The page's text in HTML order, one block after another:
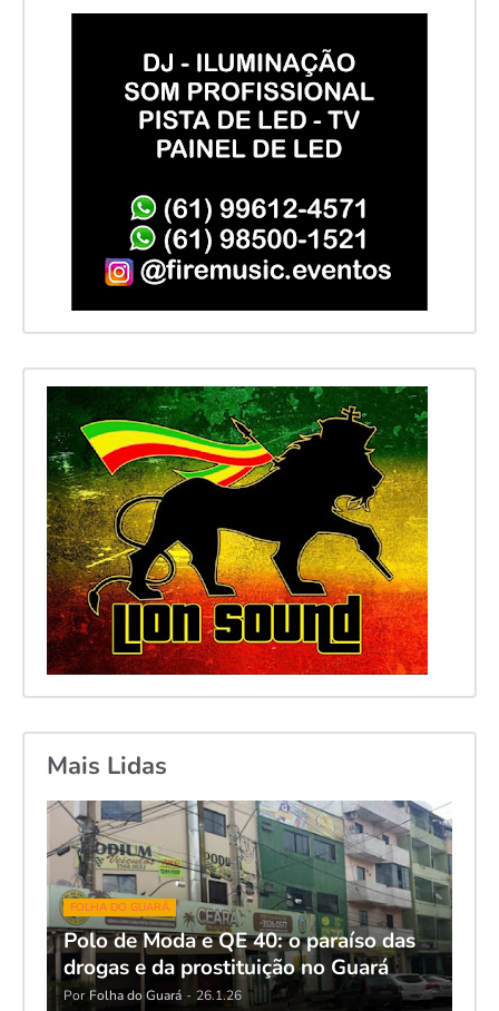
Mais Lidas
FOLHA DO GUARÁ
Polo de Moda e QE 40: o paraíso das
drogas e da prostituição no Guará
Por Folha do Guará - 26.1.26